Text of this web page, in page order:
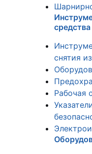
снятия
Рабочая